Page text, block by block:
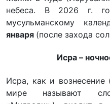
небеса. В 2026 г.
мусульманскому
января (после захода
Исра –
Исра, как и вознесение
мире называют